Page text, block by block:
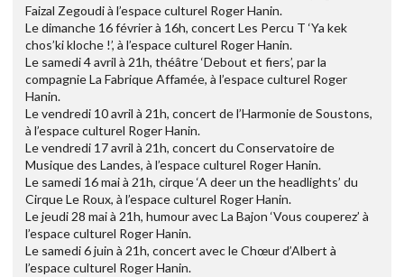
Faizal Zegoudi à l’espace culturel Roger Hanin.
Le dimanche 16 février à 16h, concert Les Percu T ‘Ya kek
chos’ki kloche !’, à l’espace culturel Roger Hanin.
Le samedi 4 avril à 21h, théâtre ‘Debout et fiers’, par la
compagnie La Fabrique Affamée, à l’espace culturel Roger
Hanin.
Le vendredi 10 avril à 21h, concert de l’Harmonie de Soustons,
à l’espace culturel Roger Hanin.
Le vendredi 17 avril à 21h, concert du Conservatoire de
Musique des Landes, à l’espace culturel Roger Hanin.
Le samedi 16 mai à 21h, cirque ‘A deer un the headlights’ du
Cirque Le Roux, à l’espace culturel Roger Hanin.
Le jeudi 28 mai à 21h, humour avec La Bajon ‘Vous couperez’ à
l’espace culturel Roger Hanin.
Le samedi 6 juin à 21h, concert avec le Chœur d’Albert à
l’espace culturel Roger Hanin.